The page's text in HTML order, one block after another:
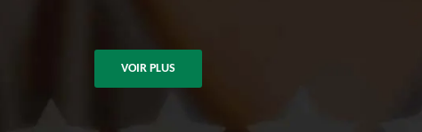
VOIR PLUS